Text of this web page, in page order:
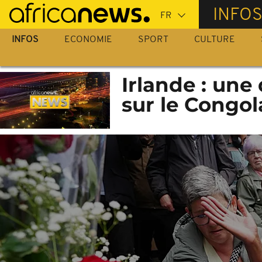
Passer
au
contenu
INFOS
INFOS ECONOMIE SPORT CULTURE
Irlande : une
sur le